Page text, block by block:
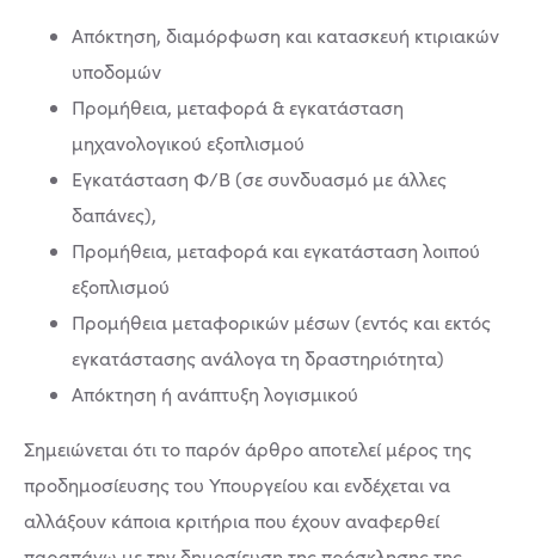
Απόκτηση, διαμόρφωση και κατασκευή κτιριακών
υποδομών
Προμήθεια, μεταφορά & εγκατάσταση
μηχανολογικού εξοπλισμού
Εγκατάσταση Φ/Β (σε συνδυασμό με άλλες
δαπάνες),
Προμήθεια, μεταφορά και εγκατάσταση λοιπού
εξοπλισμού
Προμήθεια μεταφορικών μέσων (εντός και εκτός
εγκατάστασης ανάλογα τη δραστηριότητα)
Απόκτηση ή ανάπτυξη λογισμικού
Σημειώνεται ότι το παρόν άρθρο αποτελεί μέρος της
προδημοσίευσης του Υπουργείου και ενδέχεται να
αλλάξουν κάποια κριτήρια που έχουν αναφερθεί